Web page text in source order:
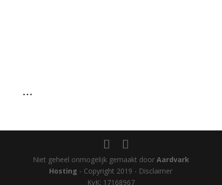
…
Niet geheel onmogelijk gemaakt door Aardvark
Hosting - Copyright 2019 - Disclaimer
KvK: 17168967